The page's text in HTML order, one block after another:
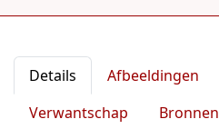
Details Afbeeldingen
Verwantschap
Bronnen